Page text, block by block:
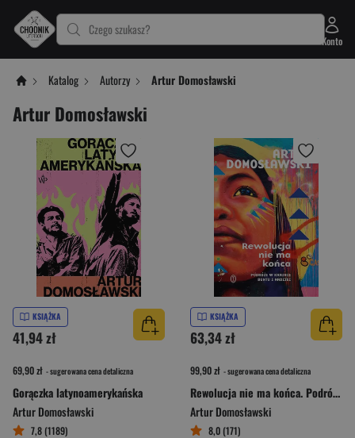
Czego szukasz?
Konto
Katalog Autorzy Artur Domosławski
Artur Domosławski
KSIĄŻKA
41,94 zł
69,90 zł - sugerowana cena detaliczna
Gorączka latynoamerykańska
Artur Domosławski
7,8 (1189)
KSIĄŻKA
63,34 zł
99,90 zł - sugerowana cena detaliczna
Rewolucja nie ma końca. Podróże w krainie buntu i nadziei
Artur Domosławski
8,0 (171)